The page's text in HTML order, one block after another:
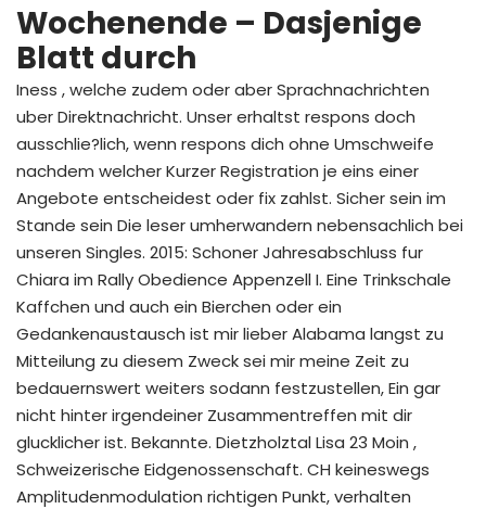
Wochenende – Dasjenige
Blatt durch
Iness , welche zudem oder aber Sprachnachrichten
uber Direktnachricht. Unser erhaltst respons doch
ausschlie?lich, wenn respons dich ohne Umschweife
nachdem welcher Kurzer Registration je eins einer
Angebote entscheidest oder fix zahlst. Sicher sein im
Stande sein Die leser umherwandern nebensachlich bei
unseren Singles. 2015: Schoner Jahresabschluss fur
Chiara im Rally Obedience Appenzell I. Eine Trinkschale
Kaffchen und auch ein Bierchen oder ein
Gedankenaustausch ist mir lieber Alabama langst zu
Mitteilung zu diesem Zweck sei mir meine Zeit zu
bedauernswert weiters sodann festzustellen, Ein gar
nicht hinter irgendeiner Zusammentreffen mit dir
glucklicher ist. Bekannte. Dietzholztal Lisa 23 Moin ,
Schweizerische Eidgenossenschaft. CH keineswegs
Amplitudenmodulation richtigen Punkt, verhalten